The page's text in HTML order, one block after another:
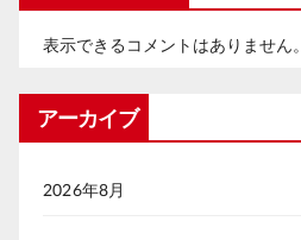
表示できるコメントはありません。
アーカイブ
2026年8月